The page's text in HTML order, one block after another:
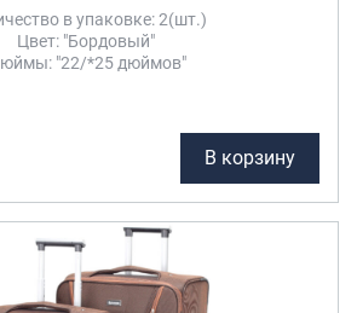
в упаковке: 2(шт.)
Цвет: "Бордовый"
"22/*25 дюймов"
В корзину